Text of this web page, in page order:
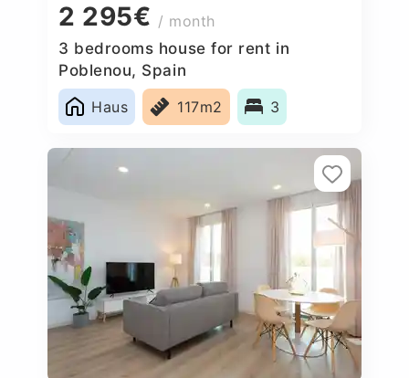
2 295€ / month
3 bedrooms house for rent in
Poblenou, Spain
Haus
117m2 3